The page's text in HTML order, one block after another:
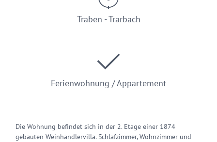
Traben - Trarbach
Ferienwohnung / Appartement
Die Wohnung befindet sich in der 2. Etage einer 1874
gebauten Weinhändlervilla. Schlafzimmer, Wohnzimmer und